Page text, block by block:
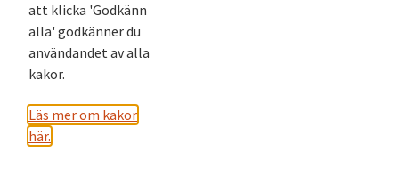
Dra loss ”Get[env3_0]Temperature” och släpp i rutan
till vänster om ”x 10”.
att klicka 'Godkänn
alla' godkänner du
användandet av alla
kakor.
Läs mer om kakor
här.